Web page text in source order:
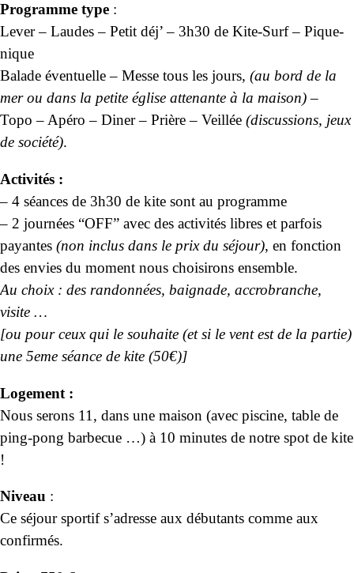
Programme type :
Lever – Laudes – Petit déj’ – 3h30 de Kite-Surf – Pique-
nique
Balade éventuelle – Messe tous les jours, (au bord de la
mer ou dans la petite église attenante à la maison)–
Topo – Apéro – Diner – Prière – Veillée (discussions, jeux
de société).
Activités :
– 4 séances de 3h30 de kite sont au programme
– 2 journées “OFF” avec des activités libres et parfois
payantes (non inclus dans le prix du séjour), en fonction
des envies du moment nous choisirons ensemble.
Au choix : des randonnées, baignade, accrobranche,
visite …
[ou pour ceux qui le souhaite (et si le vent est de la partie)
une 5eme séance de kite (50€)]
Logement :
Nous serons 11, dans une maison (avec piscine, table de
ping-pong barbecue …) à 10 minutes de notre spot de kite
!
Niveau :
Ce séjour sportif s’adresse aux débutants comme aux
confirmés.